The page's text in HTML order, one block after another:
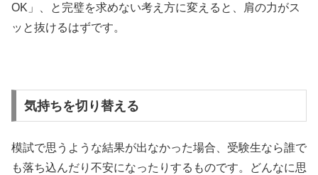
OK」、と完璧を求めない考え方に変えると、肩の力がス
ッと抜けるはずです。
気持ちを切り替える
模試で思うような結果が出なかった場合、受験生なら誰で
も落ち込んだり不安になったりするものです。どんなに思